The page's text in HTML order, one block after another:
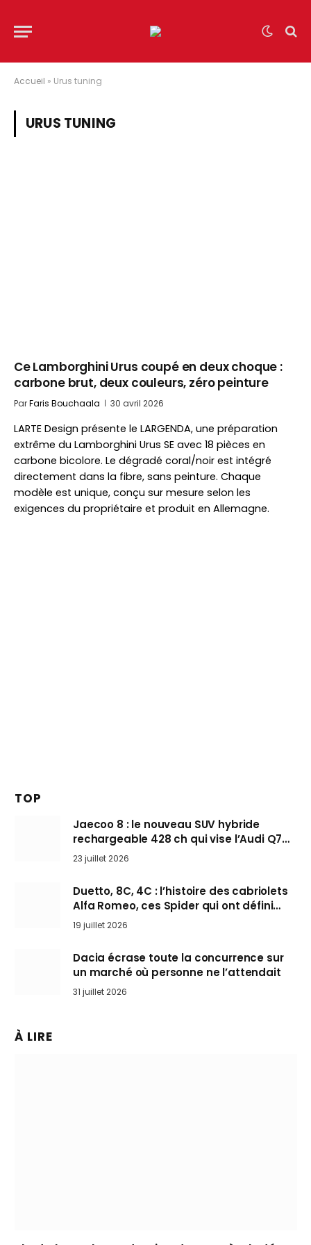
Accueil » Urus tuning
URUS TUNING
Ce Lamborghini Urus coupé en deux choque :
carbone brut, deux couleurs, zéro peinture
ParFaris Bouchaala 30 avril 2026
LARTE Design présente le LARGENDA, une préparation
extrême du Lamborghini Urus SE avec 18 pièces en
carbone bicolore. Le dégradé coral/noir est intégré
directement dans la fibre, sans peinture. Chaque
modèle est unique, conçu sur mesure selon les
exigences du propriétaire et produit en Allemagne.
TOP
Jaecoo 8 : le nouveau SUV hybride
rechargeable 428 ch qui vise l’Audi Q7
arrive en Europe cet automne
23 juillet 2026
Duetto, 8C, 4C : l’histoire des cabriolets
Alfa Romeo, ces Spider qui ont défini
l’art de rouler cheveux au vent
19 juillet 2026
Dacia écrase toute la concurrence sur
un marché où personne ne l’attendait
31 juillet 2026
À LIRE